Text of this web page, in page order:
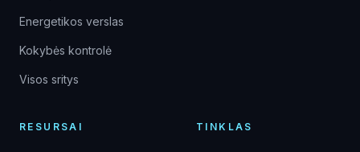
Energetikos verslas
Kokybės kontrolė
Visos sritys
RESURSAI TINKLAS